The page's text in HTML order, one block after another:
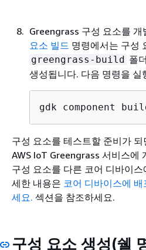
Greengrass 구성 요소를 개
요소 빌드 명령에서는 구성
greengrass-build 폴
생성됩니다. 다음 명령을 실
gdk component
구성 요소를 테스트할 준비가 되
AWS IoT Greengrass 서비스에
구성 요소를 다른 코어 디바이
세한 내용은 코어 디바이스에
세요. 섹션을 참조하세요.
구성 요소 생성(쉘